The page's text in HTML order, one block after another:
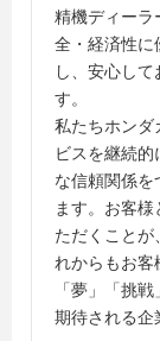
精機ディーラ
全・経済性に
し、安心し
す。
私たちホンダ
ビスを継続
な信頼関係
ます。お客
ただくことが
れからもお客
「夢」「挑
期待される企